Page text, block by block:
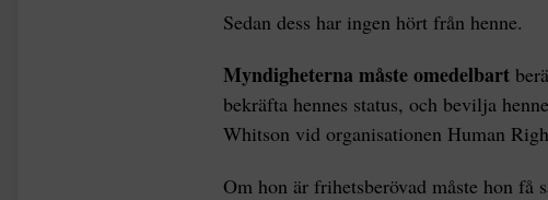
Sedan dess har ingen hört från henne.
Myndigheterna måste omedelbart
bekräfta hennes status, och bevilja
Whitson vid organisationen Human
Om hon är frihetsberövad måste hon få